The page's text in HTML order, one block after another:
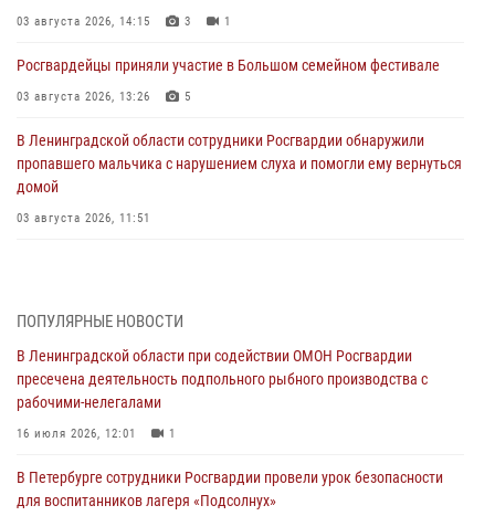
03 августа 2026, 14:15 3 1
Росгвардейцы приняли участие в Большом семейном фестивале
03 августа 2026, 13:26 5
В Ленинградской области сотрудники Росгвардии обнаружили
пропавшего мальчика с нарушением слуха и помогли ему вернуться
домой
03 августа 2026, 11:51
03 августа 2026, 10:15 1
Сотрудники ГУ Росгвардии приняли участие в чемпионатах Северо-
Западного округа войск национальной гвардии РФ по спортивному и
боевому самбо
03 августа 2026, 10:07
В Ленобласти сотрудники ОМОН Росгвардии оказали содействие
полиции в проведении профилактического мероприятия
ПОПУЛЯРНЫЕ НОВОСТИ
В Ленинградской области при содействии ОМОН Росгвардии
пресечена деятельность подпольного рыбного производства с
рабочими-нелегалами
16 июля 2026, 12:01 1
В Петербурге сотрудники Росгвардии провели урок безопасности
для воспитанников лагеря «Подсолнух»